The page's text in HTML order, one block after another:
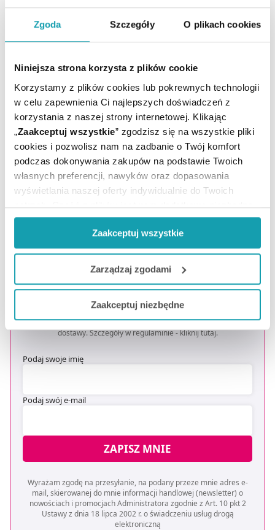
Zgoda Szczegóły O plikach cookies
Niniejsza strona korzysta z plików cookie
Korzystamy z plików cookies lub pokrewnych technologii
w celu zapewnienia Ci najlepszych doświadczeń z
korzystania z naszej strony internetowej. Klikając
„Zaakceptuj wszystkie” zgodzisz się na wszystkie pliki
cookies i pozwolisz nam na zadbanie o Twój komfort
podczas dokonywania zakupów na podstawie Twoich
własnych preferencji, nawyków oraz dopasowania
wyświetlania naszej oferty indywidualnie do Twoich
potrzeb. Część z plików jest nam dodatkowo niezbędna
do prawidłowego działania Portalu oraz jego
funkcjonalności. W zależności od funkcji, dane o tym jak
korzystasz z naszej witryny będą również przekazywane
do naszych Partnerów marketingowych i analitycznych.
Jeżeli chcesz dostosować swoją zgodę i wybrać tylko
niektóre dodatkowe funkcje, z którymi wiąże się
zbieranie danych o Twojej aktywności dokonaj
preferowanych przez Ciebie wyborów i kliknij „Zarządzaj
będzie oznaczało, że nie wyrażasz zgody na
z brakiem dostępu do wszystkich funkcjonalności
Zaakceptuj wszystkie
Zarządzaj zgodami
Zaakceptuj niezbędne
ARTYKUŁY
MOŻE CI SIĘ PRZYDAĆ
Zapisz się do newslettera
OTRZYMAJ KOD NA DARMOWĄ
DOSTAWĘ*
* Oferta dotyczy zakupów powyżej 149 zł na wybrane formy
dostawy. Szczegóły w regulaminie -kliknij tutaj.
Podaj swoje imię
Podaj swój e-mail
ZAPISZ MNIE
Wyrażam zgodę na przesyłanie, na podany przeze mnie adres e-
mail, skierowanej do mnie informacji handlowej (newsletter) o
nowościach i promocjach Administratora zgodnie z Art. 10 pkt 2
Ustawy z dnia 18 lipca 2002 r. o świadczeniu usług drogą
elektroniczną